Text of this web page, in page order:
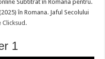
Subtitrat în Romana pentru.
în Romana. Jaful Secolului
Clicksud .
1